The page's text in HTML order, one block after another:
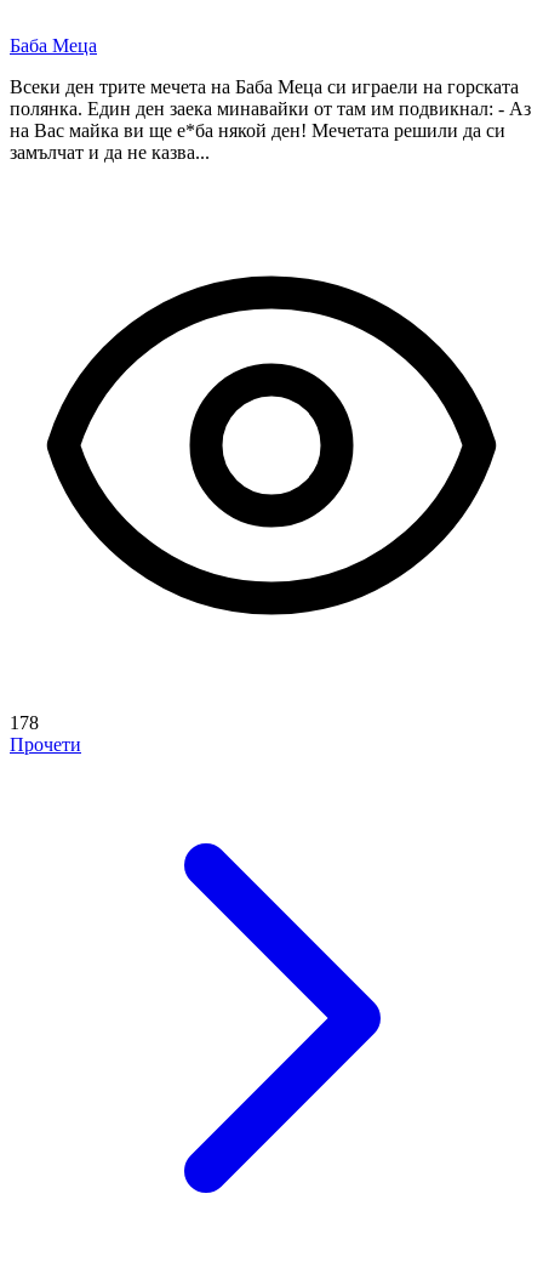
Баба Меца
Всеки ден трите мечета на Баба Меца си играели на горската
полянка. Един ден заека минавайки от там им подвикнал: - Аз
на Вас майка ви ще е*ба някой ден! Мечетата решили да си
замълчат и да не казва...
178
Прочети